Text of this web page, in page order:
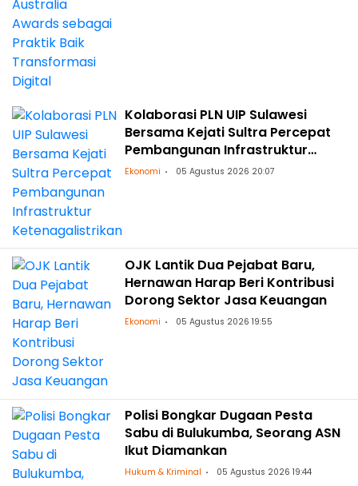
Kolaborasi PLN UIP Sulawesi
Bersama Kejati Sultra Percepat
Pembangunan Infrastruktur
Ketenagalistrikan
Ekonomi 05 Agustus 2026 20:07
OJK Lantik Dua Pejabat Baru,
Hernawan Harap Beri Kontribusi
Dorong Sektor Jasa Keuangan
Ekonomi 05 Agustus 2026 19:55
Polisi Bongkar Dugaan Pesta
Sabu di Bulukumba, Seorang ASN
Ikut Diamankan
Hukum & Kriminal 05 Agustus 2026 19:44